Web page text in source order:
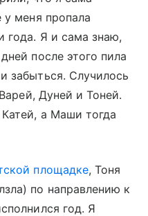
у меня пропала
года. Я и сама знаю,
после этого пила
забыться. Случилось
Дуней и Тоней.
а Маши тогда
площадке, Тоня
по направлению к
год. Я